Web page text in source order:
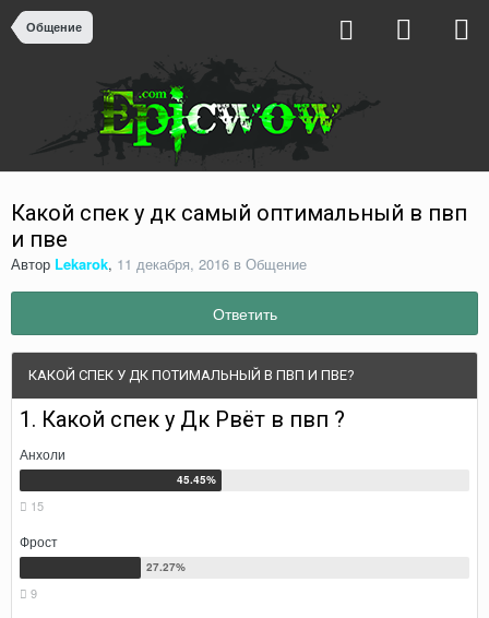
Общение
Какой спек у дк самый оптимальный в пвп
и пве
Автор Lekarok, 11 декабря, 2016 в Общение
Ответить
КАКОЙ СПЕК У ДК ПОТИМАЛЬНЫЙ В ПВП И ПВЕ?
1. Какой спек у Дк Рвёт в пвп ?
Анхоли
15
Фрост
9